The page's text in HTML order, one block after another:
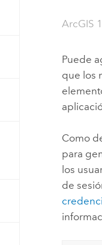
ArcGIS
Puede
que los
Como
para
los
de